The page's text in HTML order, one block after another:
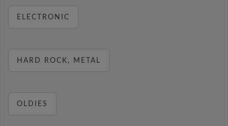
ELECTRONIC
HARD ROCK, METAL
OLDIES